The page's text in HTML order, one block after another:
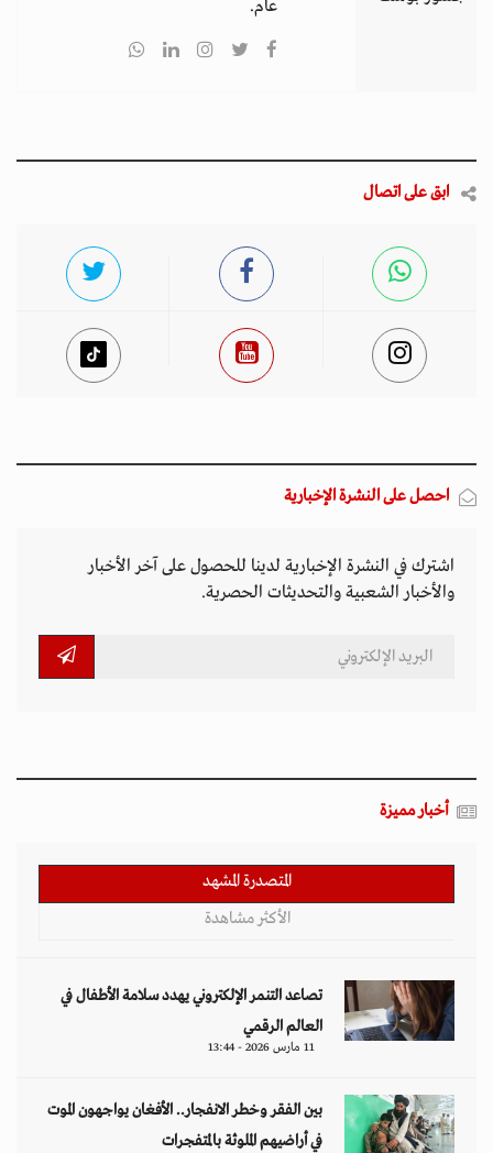
عام.
ابق على اتصال
احصل على النشرة الإخبارية
اشترك في النشرة الإخبارية لدينا للحصول على آخر الأخبار
والأخبار الشعبية والتحديثات الحصرية.
أخبار مميزة
المتصدرة المشهد
الأكثر مشاهدة
تصاعد التنمر الإلكتروني يهدد سلامة الأطفال في
العالم الرقمي
11 مارس 2026 - 13:44
بين الفقر وخطر الانفجار.. الأفغان يواجهون الموت
في أراضيهم الملوثة بالمتفجرات